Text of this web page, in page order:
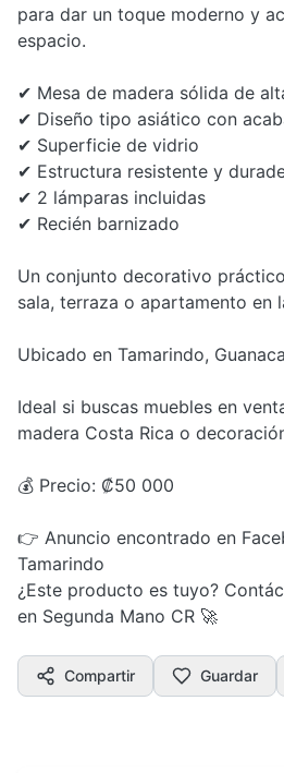
para dar un toque moderno y
espacio.
✔ Mesa de madera sólida de
✔ Diseño tipo asiático con
✔ Superficie de vidrio
✔ Estructura resistente y
✔ 2 lámparas incluidas
✔ Recién barnizado
Un conjunto decorativo
sala, terraza o apartamento en
Ubicado en Tamarindo,
Ideal si buscas muebles en
madera Costa Rica o
💰 Precio: ₡50 000
👉 Anuncio encontrado en
Tamarindo
¿Este producto es tuyo?
en Segunda Mano CR 🚀
Compartir Guardar